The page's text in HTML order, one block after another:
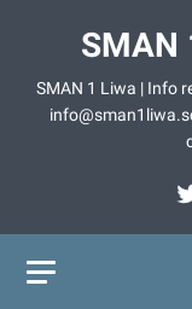
SMAN
SMAN 1 Liwa | Info